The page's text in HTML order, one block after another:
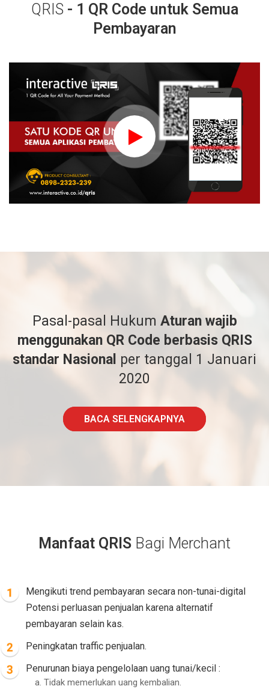
QRIS - 1 QR Code untuk Semua
Pembayaran
Pasal-pasal Hukum Aturan wajib
menggunakan QR Code berbasis QRIS
standar Nasional per tanggal 1 Januari
2020
BACA SELENGKAPNYA
Manfaat QRIS Bagi Merchant
Mengikuti trend pembayaran secara non-tunai-digital
Potensi perluasan penjualan karena alternatif
pembayaran selain kas.
Peningkatan traffic penjualan.
Penurunan biaya pengelolaan uang tunai/kecil :
Tidak memerlukan uang kembalian.